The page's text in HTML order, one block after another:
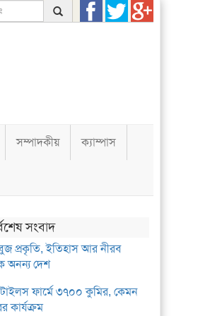
সম্পাদকীয় ক্যাম্পাস
সংবাদ
প্রকৃতি, ইতিহাস আর নীরব
অনন্য দেশ
ফার্মে ৩৭০০ কুমির, কেমন
কার্যক্রম